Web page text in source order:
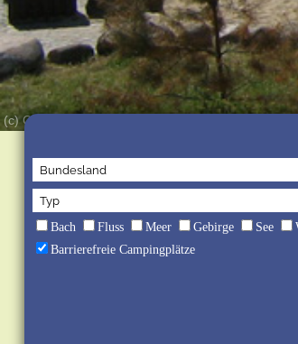
(c) Campingpark Buntspecht
Bach Fluss Meer Gebirge See
Barrierefreie Campingplätze